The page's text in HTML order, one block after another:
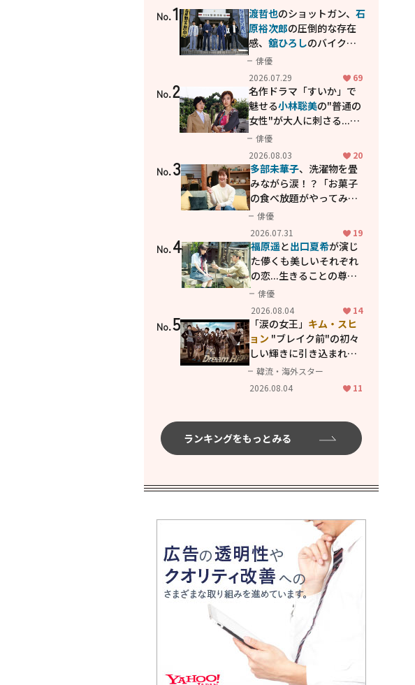
No.1 渡哲也のショットガン、石
原裕次郎の圧倒的な存在
感、舘ひろしのバイクア
クション！"大門軍団"の
カッコよさが詰まった
「西部警察 PART-II」
俳優
2026.07.29
69
No.2
名作ドラマ「すいか」で
魅せる小林聡美の"普通の
女性"が大人に刺さる...映
画「かもめ食堂」にも通
じる静かな芝居
俳優
2026.08.03
20
No.3 多部未華子、洗濯物を畳
みながら涙！？「お菓子
の食べ放題がやってみた
い」ハンディファン4台の
暑さ対策も明かす
俳優
2026.07.31
19
No.4 福原遥と出口夏希が演じ
た儚くも美しいそれぞれ
の恋...生きることの尊さ
を教えてくれた映画「あ
の花が咲く丘で、君とま
た出会えたら。」
俳優
2026.08.04
14
No.5 「涙の女王」 キム・スヒ
ョン "ブレイク前"の初々
しい輝きに引き込まれ
る...2PM テギョン
共演の青春名作「ドリー
韓流・海外スター
2026.08.04
11
ランキングをもっとみる